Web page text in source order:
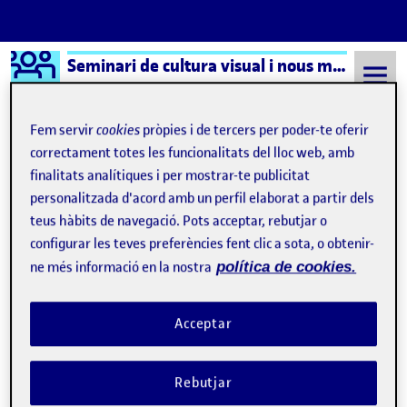
Saltar al contingut
Logo Ágora Seminari de cultura visual i nous mitjans – Aula 1
Semestre 20231 - Aula 1 Arte con Snap!
Arte con Snap!
Primeros pinitos en Snap! Borrones
Publicat per
Úrsula Bischofberger Valdes
Data de publicació3 novembre, 2024 2:58 pm
comentariel Primeros pinitos en Snap! Borrones
Hoy por fin he hecho un trabajo que se ha caracterizado por tres
cosas: – Uno, sabía lo que iba haciendo (casi) – Dos, me gustaba
el resultado. – Tres, me daba cuenta de las potencialidades de la
herramienta. He leído en los apuntes de programación (en mis
Fem servircookies pròpies i de tercers per poder-te oferir
correctament totes les funcionalitats del lloc web, amb
finalitats analítiques i per mostrar-te publicitat
personalitzada d'acord amb un perfil elaborat a partir dels
teus hàbits de navegació. Pots acceptar, rebutjar o
configurar les teves preferències fent clic a sota, o obtenir-
ne més informació en la nostra política de cookies.
Rebutjar
Acceptar